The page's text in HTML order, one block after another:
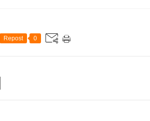
Repost 0